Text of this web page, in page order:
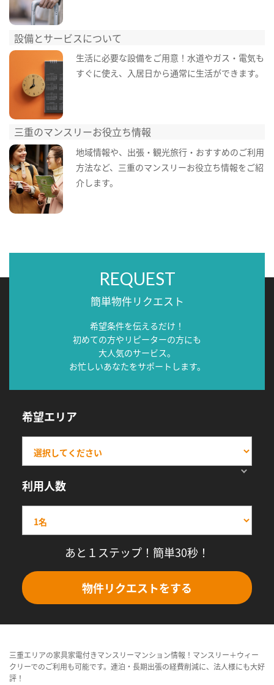
設備とサービスについて
生活に必要な設備をご用意！水道やガス・電気も
すぐに使え、入居日から通常に生活ができます。
三重のマンスリーお役立ち情報
地域情報や、出張・観光旅行・おすすめのご利用
方法など、三重のマンスリーお役立ち情報をご紹
介します。
REQUEST
簡単物件リクエスト
希望条件を伝えるだけ！
初めての方やリピーターの方にも
大人気のサービス。
お忙しいあなたをサポートします。
希望エリア
利用人数
あと１ステップ！簡単30秒！
物件リクエストをする
三重エリアの家具家電付きマンスリーマンション情報！マンスリー＋ウィー
クリーでのご利用も可能です。連泊・長期出張の経費削減に、法人様にも大好
評！